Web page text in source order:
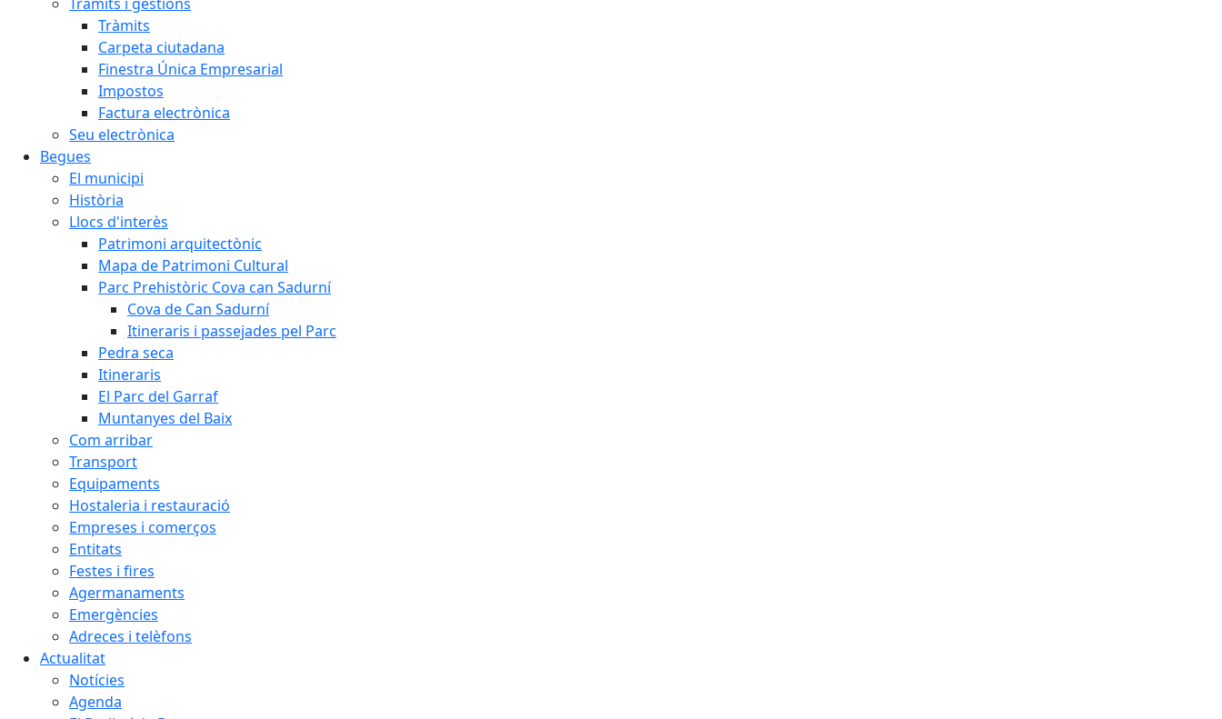
Tràmits
Carpeta ciutadana
Finestra Única Empresarial
Impostos
Factura electrònica
Seu electrònica
Begues
El municipi
Història
Llocs d'interès
Patrimoni arquitectònic
Mapa de Patrimoni Cultural
Parc Prehistòric Cova can Sadurní
Cova de Can Sadurní
Itineraris i passejades pel Parc
Pedra seca
Itineraris
El Parc del Garraf
Muntanyes del Baix
Com arribar
Transport
Equipaments
Hostaleria i restauració
Empreses i comerços
Entitats
Festes i fires
Agermanaments
Emergències
Adreces i telèfons
Actualitat
Notícies
Agenda